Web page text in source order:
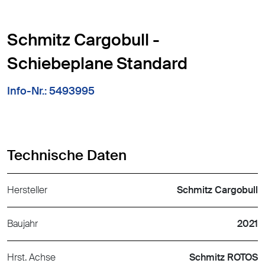
Schmitz Cargobull -
Schiebeplane Standard
Info-Nr.: 5493995
Technische Daten
Hersteller Schmitz Cargobull
Baujahr 2021
Hrst. Achse Schmitz ROTOS